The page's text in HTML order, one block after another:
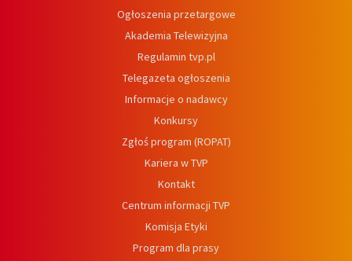
Ogłoszenia przetargowe
Akademia Telewizyjna
Regulamin tvp.pl
Telegazeta ogłoszenia
Informacje o nadawcy
Konkursy
Zgłoś program (ROPAT)
Kariera w TVP
Kontakt
Centrum informacji TVP
Komisja Etyki
Program dla prasy